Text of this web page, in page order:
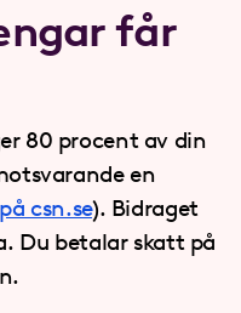
får
80 procent av din
en
csn.se). Bidraget
Du betalar skatt på